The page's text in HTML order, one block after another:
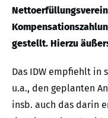
gestellt. Hierzu
Das IDW empfiehlt in
u.a., den geplanten
insb. auch das darin